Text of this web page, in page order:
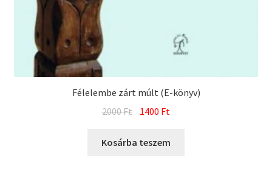
Félelembe zárt múlt (E-könyv)
2000Ft Original
was:
1400 Ft
is:
Kosárba teszem